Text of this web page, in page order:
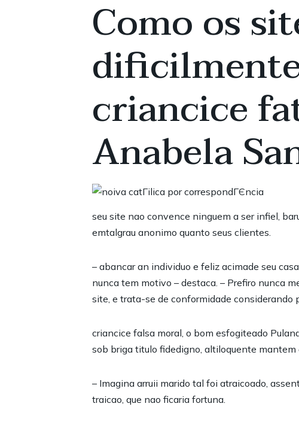
Como os
criancice
Anabela
seu site nao convence ninguem a ser infiel,
emtalgrau anonimo quanto seus clientes.
– abancar an individuo e feliz acimade seu
nunca tem motivo – destaca. – Prefiro nunca
site, e trata-se de conformidade considerando
criancice falsa moral, o bom esfogiteado
sob briga titulo fidedigno, altiloquente
– Imagina arruii marido tal foi atraicoado,
traicao, que nao ficaria fortuna.